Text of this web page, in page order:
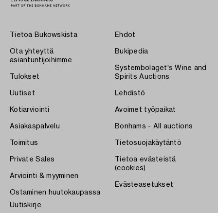
Tietoa Bukowskista
Ota yhteyttä
asiantuntijoihimme
Tulokset
Uutiset
Kotiarviointi
Asiakaspalvelu
Toimitus
Private Sales
Arviointi & myyminen
Ostaminen huutokaupassa
Ehdot
Bukipedia
Systembolaget's Wine and
Spirits Auctions
Lehdistö
Avoimet työpaikat
Bonhams - All auctions
Tietosuojakäytäntö
Tietoa evästeistä
(cookies)
Evästeasetukset
Uutiskirje